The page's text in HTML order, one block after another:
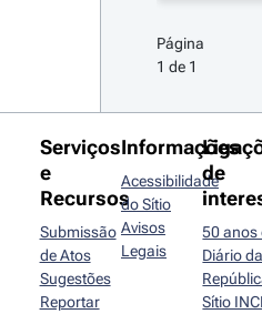
Página
1 de 1
Serviços
e
Recursos
Submissão
de Atos
Sugestões
Reportar
Informações
Acessibilidade
do Sítio
Avisos
Legais
de
50 anos
Diário da
Sítio